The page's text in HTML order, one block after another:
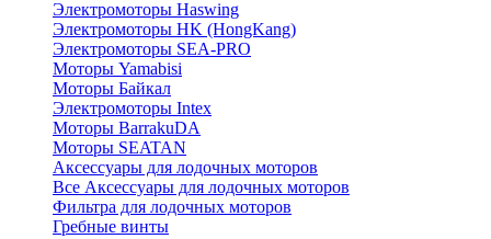
Электромоторы Haswing
Электромоторы HK (HongKang)
Электромоторы SEA-PRO
Моторы Yamabisi
Моторы Байкал
Электромоторы Intex
Моторы BarrakuDA
Моторы SEATAN
Аксессуары для лодочных моторов
Все Аксессуары для лодочных моторов
Фильтра для лодочных моторов
Гребные винты